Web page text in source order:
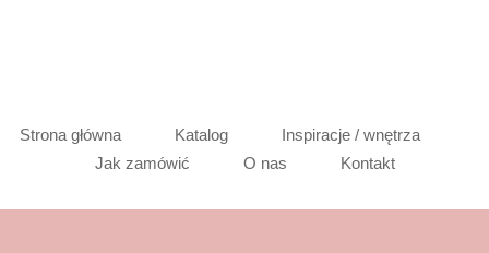
Strona główna Katalog
Inspiracje / wnętrza
Jak zamówić
O nas Kontakt